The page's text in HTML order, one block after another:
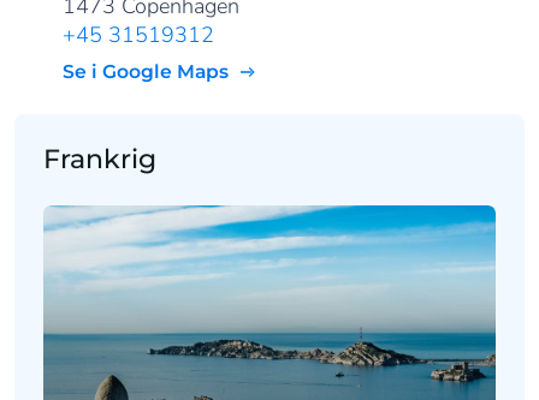
1473 Copenhagen
+45 31519312
Se i Google Maps
Frankrig